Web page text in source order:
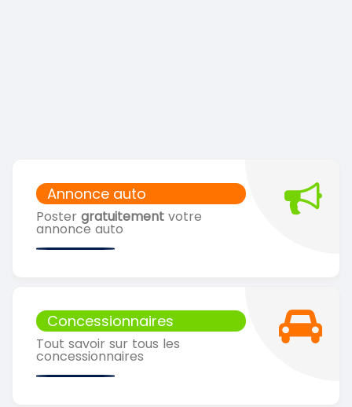
Annonce auto
Poster gratuitement votre
annonce auto
Concessionnaires
Tout savoir sur tous les
concessionnaires